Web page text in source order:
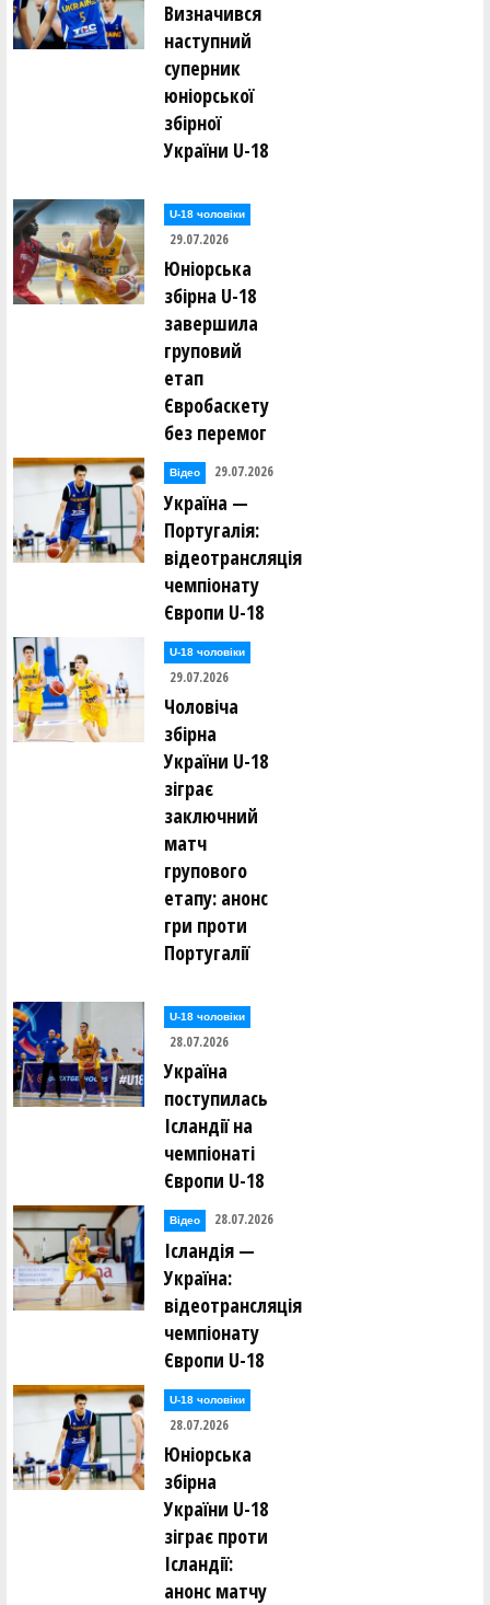
Визначився
наступний
суперник
юніорської
збірної
України U-18
U-18 чоловіки
29.07.2026
Юніорська
збірна U-18
завершила
груповий
етап
Євробаскету
без перемог
Відео 29.07.2026
Україна —
Португалія:
відеотрансляція
чемпіонату
Європи U-18
U-18 чоловіки
29.07.2026
Чоловіча
збірна
України U-18
зіграє
заключний
матч
групового
етапу: анонс
гри проти
Португалії
U-18 чоловіки
28.07.2026
Україна
поступилась
Ісландії на
чемпіонаті
Європи U-18
Відео 28.07.2026
Ісландія —
Україна:
відеотрансляція
чемпіонату
Європи U-18
U-18 чоловіки
28.07.2026
Юніорська
збірна
України U-18
зіграє проти
Ісландії:
анонс матчу